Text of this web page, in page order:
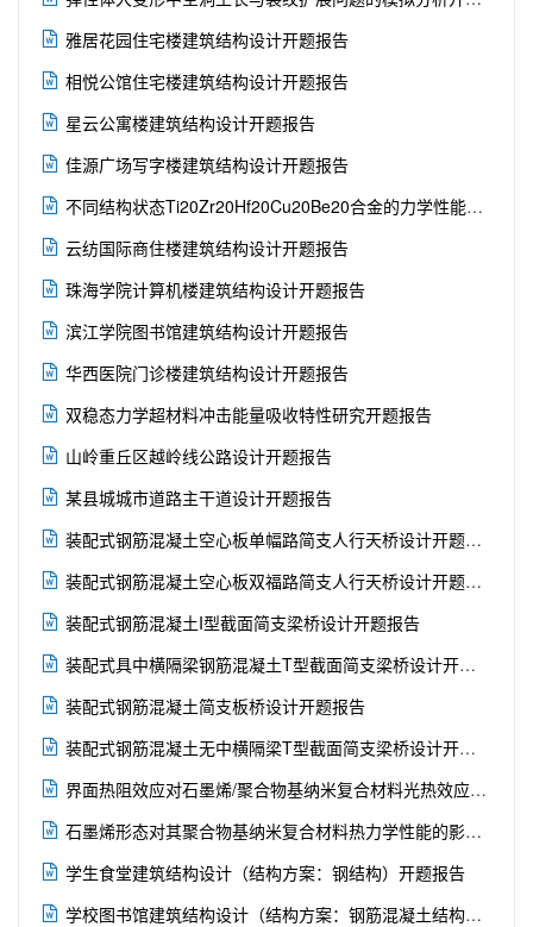
 雅居花园住宅楼建筑结构设计开题报告
 相悦公馆住宅楼建筑结构设计开题报告
 星云公寓楼建筑结构设计开题报告
 佳源广场写字楼建筑结构设计开题报告
 不同结构状态Ti20Zr20Hf20Cu20Be20合金的力学性能研究开题报告
 云纺国际商住楼建筑结构设计开题报告
 珠海学院计算机楼建筑结构设计开题报告
 滨江学院图书馆建筑结构设计开题报告
 华西医院门诊楼建筑结构设计开题报告
 双稳态力学超材料冲击能量吸收特性研究开题报告
 山岭重丘区越岭线公路设计开题报告
 某县城城市道路主干道设计开题报告
 装配式钢筋混凝土空心板单幅路简支人行天桥设计开题报告
 装配式钢筋混凝土空心板双福路简支人行天桥设计开题报告
 装配式钢筋混凝土I型截面简支梁桥设计开题报告
 装配式具中横隔梁钢筋混凝土T型截面简支梁桥设计开题报告
 装配式钢筋混凝土简支板桥设计开题报告
 装配式钢筋混凝土无中横隔梁T型截面简支梁桥设计开题报告
 界面热阻效应对石墨烯/聚合物基纳米复合材料光热效应的影响开题报告
 石墨烯形态对其聚合物基纳米复合材料热力学性能的影响开题报告
 学生食堂建筑结构设计（结构方案：钢结构）开题报告
 学校图书馆建筑结构设计（结构方案：钢筋混凝土结构）开题报告